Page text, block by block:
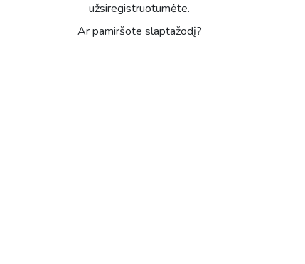
užsiregistruotumėte.
Ar pamiršote slaptažodį?